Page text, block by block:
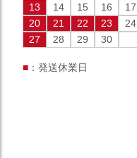
13
14 15 16 17
20
21 22 23 24
27
28 29 30
■ ：発送休業日